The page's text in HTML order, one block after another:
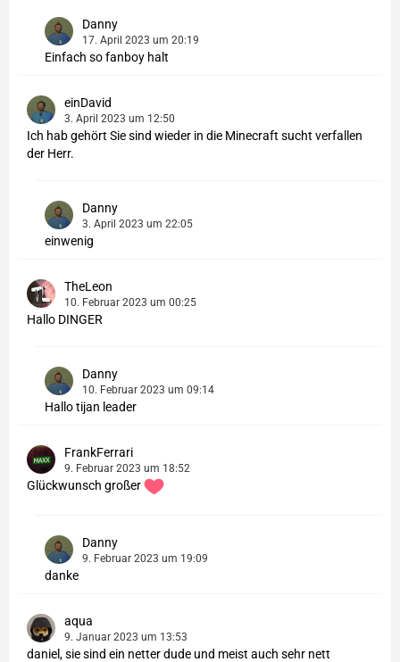
Danny
17. April 2023 um 20:19
Einfach so fanboy halt
einDavid
3. April 2023 um 12:50
Ich hab gehört Sie sind wieder in die Minecraft sucht verfallen
der Herr.
Danny
3. April 2023 um 22:05
einwenig
TheLeon
10. Februar 2023 um 00:25
Hallo DINGER
Danny
10. Februar 2023 um 09:14
Hallo tijan leader
FrankFerrari
9. Februar 2023 um 18:52
Glückwunsch großer
Danny
9. Februar 2023 um 19:09
danke
aqua
9. Januar 2023 um 13:53
daniel, sie sind ein netter dude und meist auch sehr nett